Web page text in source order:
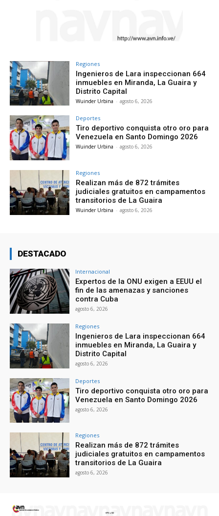
Regiones
Ingenieros de Lara inspeccionan 664
inmuebles en Miranda, La Guaira y
Distrito Capital
Wuinder Urbina - agosto 6, 2026
Deportes
Tiro deportivo conquista otro oro para
Venezuela en Santo Domingo 2026
Wuinder Urbina - agosto 6, 2026
Regiones
Realizan más de 872 trámites
judiciales gratuitos en campamentos
transitorios de La Guaira
Wuinder Urbina - agosto 6, 2026
DESTACADO
Internacional
Expertos de la ONU exigen a EEUU el
fin de las amenazas y sanciones
contra Cuba
agosto 6, 2026
Regiones
Ingenieros de Lara inspeccionan 664
inmuebles en Miranda, La Guaira y
Distrito Capital
agosto 6, 2026
Deportes
Tiro deportivo conquista otro oro para
Venezuela en Santo Domingo 2026
agosto 6, 2026
Regiones
Realizan más de 872 trámites
judiciales gratuitos en campamentos
transitorios de La Guaira
agosto 6, 2026